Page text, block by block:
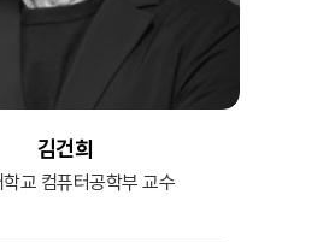
김건희
교 컴퓨터공학부 교수